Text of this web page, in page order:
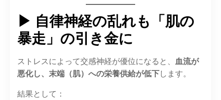
▶ 自律神経の乱れも「肌の
暴走」の引き金に
ストレスによって交感神経が優位になると、 血流が
悪化し、末端（肌）への栄養供給が低下します。
結果として：